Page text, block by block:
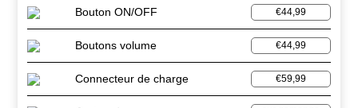
Bouton ON/OFF €44,99
Boutons volume €44,99
Connecteur de charge €59,99